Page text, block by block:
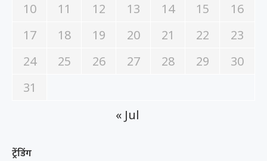
10
11 12 13 14 15
16
17
18 19 20 21 22
23
24
25 26 27 28 29
30
31
« Jul
ट्रेंडिंग